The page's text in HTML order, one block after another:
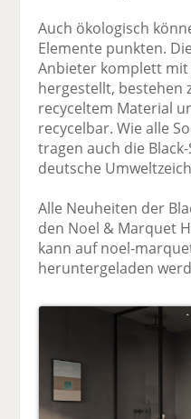
Auch ökologisch
Elemente punkten.
Anbieter komplett
hergestellt, bestehen
recyceltem Material
recycelbar. Wie alle
tragen auch die
deutsche
Alle Neuheiten der
den Noel & Marquet
kann auf noel-
heruntergeladen